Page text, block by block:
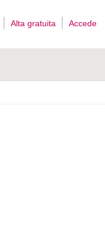
Alta gratuita Accede